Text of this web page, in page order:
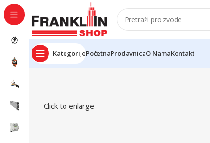
KategorijePočetnaProdavnicaO NamaKontakt
Click to enlarge